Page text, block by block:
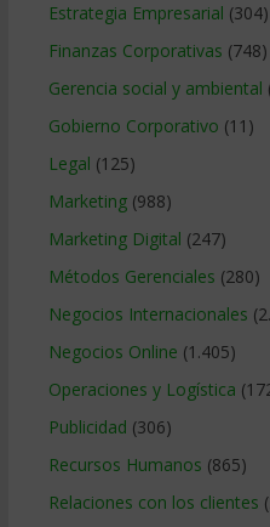
Estrategia Empresarial (304)
Finanzas Corporativas (748)
Gerencia social y ambiental
Gobierno Corporativo (11)
Legal (125)
Marketing(988)
Marketing Digital (247)
Métodos Gerenciales (280)
Negocios Internacionales
Negocios Online (1.405)
Operaciones y Logística
Publicidad (306)
Recursos Humanos (865)
Relaciones con los clientes